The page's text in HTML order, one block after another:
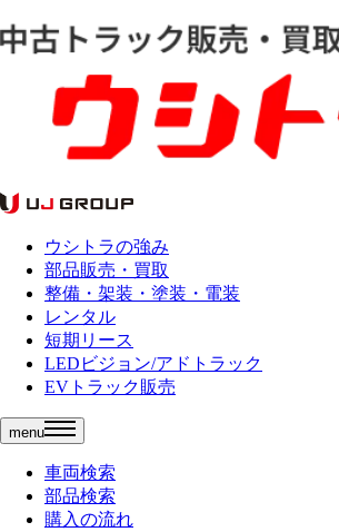
ウシトラの強み
部品販売・買取
整備・架装・塗装・電装
レンタル
短期リース
LEDビジョン/アドトラック
EVトラック販売
menu
車両検索
部品検索
購入の流れ